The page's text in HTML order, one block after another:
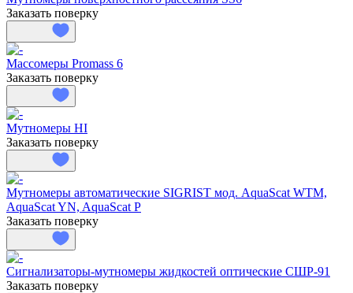
Заказать поверку
Массомеры Promass 6
Заказать поверку
Мутномеры HI
Заказать поверку
Мутномеры автоматические SIGRIST мод. AquaScat WTM,
AquaScat YN, AquaScat P
Заказать поверку
Сигнализаторы-мутномеры жидкостей оптические СШР-91
Заказать поверку